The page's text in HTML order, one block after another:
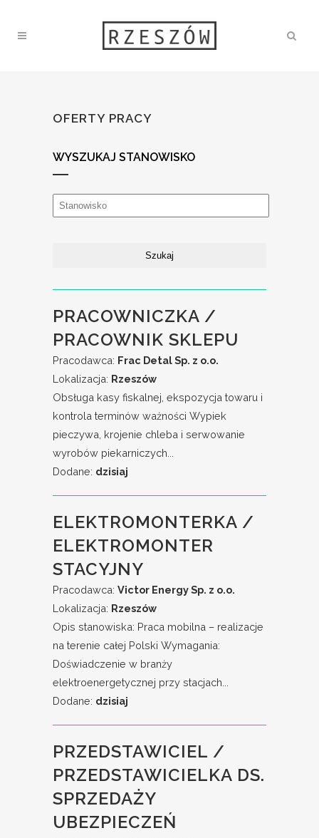
OFERTY PRACY
WYSZUKAJ STANOWISKO
PRACOWNICZKA /
PRACOWNIK SKLEPU
Pracodawca: Frac Detal Sp. z o.o.
Lokalizacja: Rzeszów
Obsługa kasy fiskalnej, ekspozycja towaru i
kontrola terminów ważności Wypiek
pieczywa, krojenie chleba i serwowanie
wyrobów piekarniczych...
Dodane: dzisiaj
ELEKTROMONTERKA /
ELEKTROMONTER
STACYJNY
Pracodawca: Victor Energy Sp. z o.o.
Lokalizacja: Rzeszów
Opis stanowiska: Praca mobilna – realizacje
na terenie całej Polski Wymagania:
Doświadczenie w branży
elektroenergetycznej przy stacjach...
Dodane: dzisiaj
PRZEDSTAWICIEL /
PRZEDSTAWICIELKA DS.
SPRZEDAŻY
UBEZPIECZEŃ